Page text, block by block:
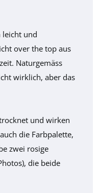
leicht und
over the top aus
Naturgemäss
wirklich, aber das
und wirken
die Farbpalette,
zwei rosige
die beide